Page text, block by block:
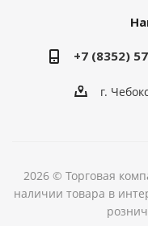
+7 (8352)
г.
2026 © Торговая
наличии товара в